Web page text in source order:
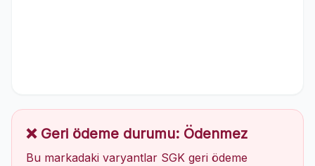
❌ Geri ödeme durumu: Ödenmez
Bu markadaki varyantlar SGK geri ödeme